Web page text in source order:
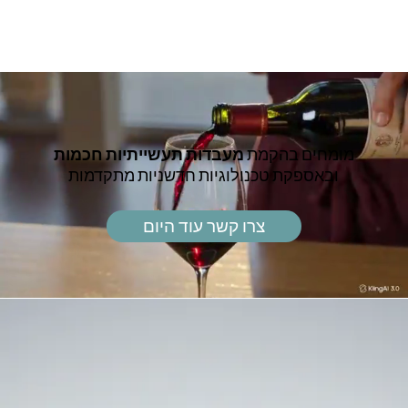
מומחים בהקמתמעבדות תעשייתיות חכמות
ובאספקת טכנולוגיות חדשניות מתקדמות
צרו קשר עוד היום